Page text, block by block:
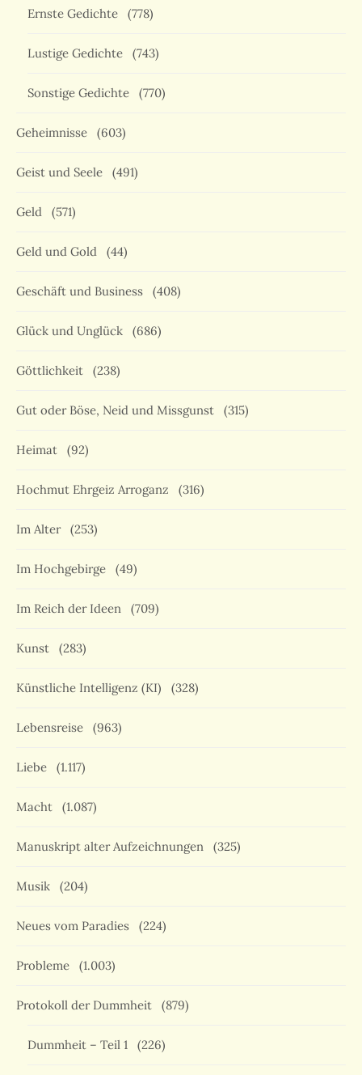
Ernste Gedichte (778)
Lustige Gedichte (743)
Sonstige Gedichte (770)
Geheimnisse (603)
Geist und Seele (491)
Geld (571)
Geld und Gold (44)
Geschäft und Business (408)
Glück und Unglück (686)
Göttlichkeit (238)
Gut oder Böse, Neid und Missgunst (315)
Heimat (92)
Hochmut Ehrgeiz Arroganz (316)
Im Alter (253)
Im Hochgebirge (49)
Im Reich der Ideen (709)
Kunst (283)
Künstliche Intelligenz (KI) (328)
Lebensreise (963)
Liebe (1.117)
Macht (1.087)
Manuskript alter Aufzeichnungen (325)
Musik (204)
Neues vom Paradies (224)
Probleme (1.003)
Protokoll der Dummheit (879)
Dummheit – Teil 1 (226)